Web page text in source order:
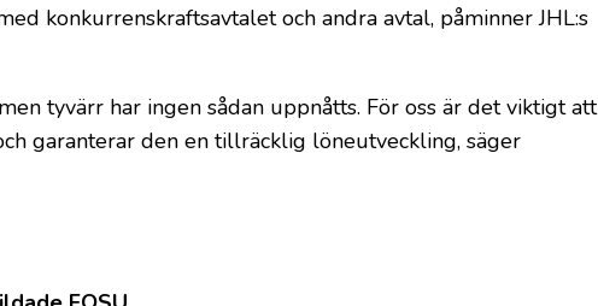
konkurrenskraftsavtalet och andra avtal, påminner JHL:s
tyvärr har ingen sådan uppnåtts. För oss är det viktigt att
garanterar den en tillräcklig löneutveckling, säger